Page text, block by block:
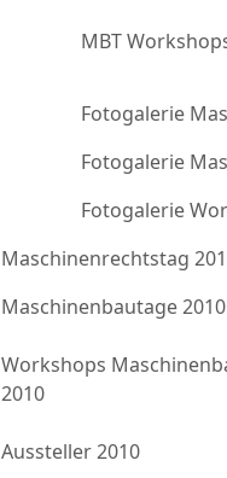
MBT
Fotogalerie
Fotogalerie
Fotogalerie
Maschinenrechtstag
Maschinenbautage 2010
Workshops
2010
Aussteller 2010